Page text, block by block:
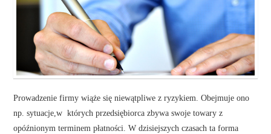
Prowadzenie firmy wiąże się niewątpliwe z ryzykiem. Obejmuje ono
np. sytuacje,w których przedsiębiorca zbywa swoje towary z
opóźnionym terminem płatności. W dzisiejszych czasach ta forma